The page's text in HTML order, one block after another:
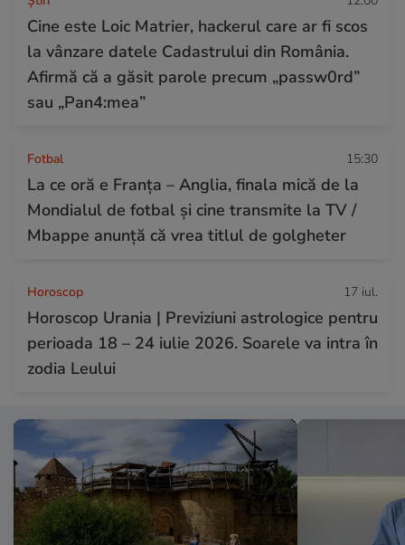
Cine este Loic Matrier, hackerul care ar fi scos
la vânzare datele Cadastrului din România.
Afirmă că a găsit parole precum „passw0rd”
sau „Pan4:mea”
Fotbal 15:30
La ce oră e Franța – Anglia, finala mică de la
Mondialul de fotbal și cine transmite la TV /
Mbappe anunță că vrea titlul de golgheter
Horoscop 17 iul.
Horoscop Urania | Previziuni astrologice pentru
perioada 18 – 24 iulie 2026. Soarele va intra în
zodia Leului